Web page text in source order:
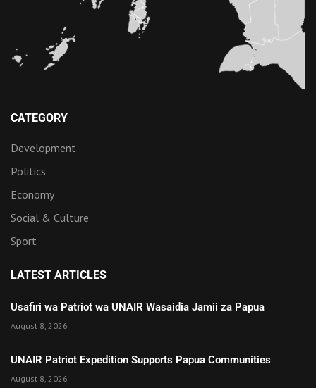
CATEGORY
Development
Politics
Economy
Social & Culture
Sport
LATEST ARTICLES
Usafiri wa Patriot wa UNAIR Wasaidia Jamii za Papua
August 8, 2026
UNAIR Patriot Expedition Supports Papua Communities
August 8, 2026